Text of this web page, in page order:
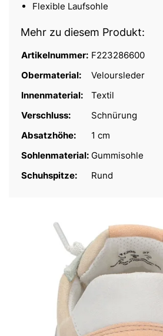
Flexible Laufsohle
Mehr zu diesem Produkt:
Artikelnummer: F223286600
Obermaterial:
Veloursleder
Innenmaterial:
Textil
Verschluss:
Schnürung
Absatzhöhe:
1 cm
Sohlenmaterial: Gummisohle
Schuhspitze:
Rund